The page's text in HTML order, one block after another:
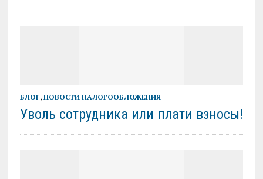
БЛОГ, НОВОСТИ НАЛОГООБЛОЖЕНИЯ
Уволь сотрудника или плати взносы!